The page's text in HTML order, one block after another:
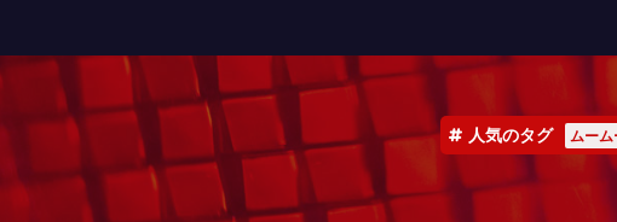
人気のタグ ムー